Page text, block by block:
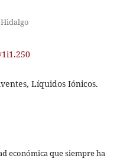
Líquidos Iónicos.
económica que siempre ha